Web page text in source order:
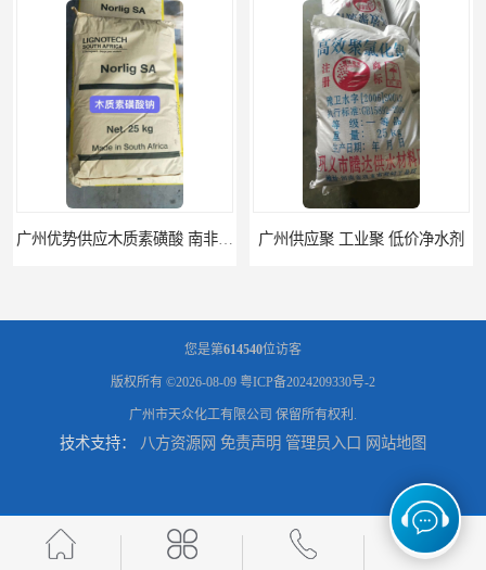
广州供应聚 工业聚 低价净水剂
供应广州 深圳 柠檬酸 山东英轩柠檬酸 二水柠檬酸 供应碳酸 工业小苏打
您是第614540位访客
版权所有 ©2026-08-09 粤ICP备2024209330号-2
广州市天众化工有限公司 保留所有权利.
技术支持： 八方资源网 免责声明 管理员入口 网站地图